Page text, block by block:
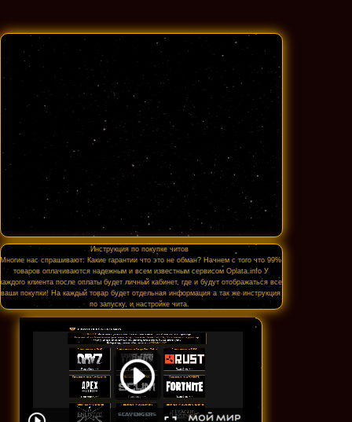
Инструкция по покупке читов
Многие нас спрашивают: Какие гарантии что это не обман? Начнем с того что 99%
товаров оплачиваются надежным и всем известным сервисом Oplata.info У
каждого клиента после оплаты будет личный кабинет, где и будут отображаться все
ваши покупки! На каждый товар будет отдельная информация а так же инструкция
по запуску, и настройке чита.